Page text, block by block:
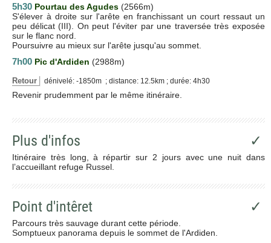
5h30 Pourtau des Agudes (2566m)
S'élever à droite sur l'arête en franchissant un court ressaut un
peu délicat (III). On peut l'éviter par une traversée très exposée
sur le flanc nord.
Poursuivre au mieux sur l'arête jusqu'au sommet.
7h00 Pic d'Ardiden (2988m)
Retour dénivelé: -1850m ; distance: 12.5km ; durée: 4h30
Revenir prudemment par le même itinéraire.
Plus d'infos ✓
Itinéraire très long, à répartir sur 2 jours avec une nuit dans
l’accueillant refuge Russel.
Point d'intêret ✓
Parcours très sauvage durant cette période.
Somptueux panorama depuis le sommet de l'Ardiden.